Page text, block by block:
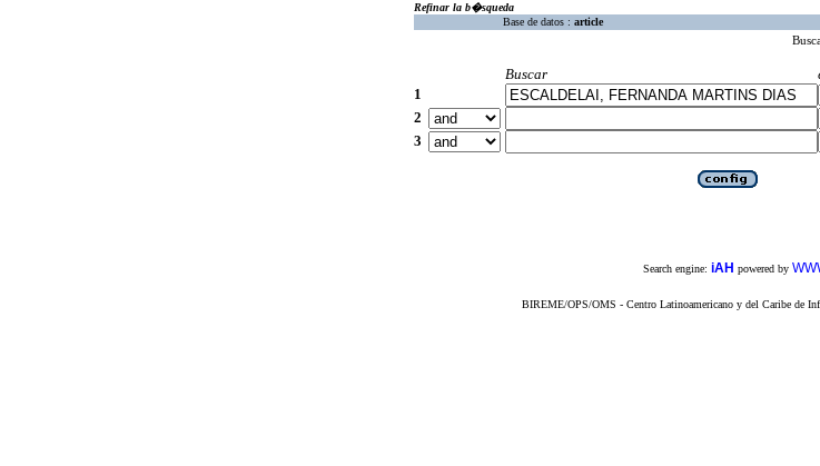
Refinar la b�squeda
Base de datos : article
Buscar
1
2
3
Search engine: iAH powered by
BIREME/OPS/OMS - Centro Latinoamericano y del Caribe de